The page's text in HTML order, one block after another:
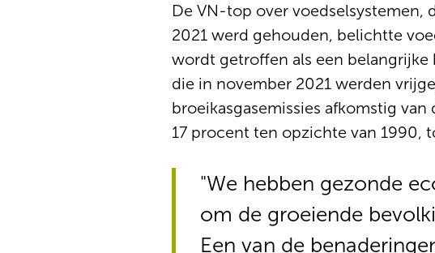
De VN-top over voedselsystemen,
2021 werd gehouden, belichtte
wordt getroffen als een belangrijke
die in november 2021 werden
broeikasgasemissies afkomstig
17 procent ten opzichte van 1990,
"We hebben gezonde
om de groeiende
Een van de